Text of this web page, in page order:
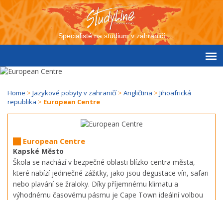
Specialisté na studium v zahraničí
Home > Jazykové pobyty v zahraničí > Angličtina > Jihoafrická
republika > European Centre
European Centre
Kapské Město
Škola se nachází v bezpečné oblasti blízko centra města,
které nabízí jedinečné zážitky, jako jsou degustace vín, safari
nebo plavání se žraloky. Díky příjemnému klimatu a
výhodnému časovému pásmu je Cape Town ideální volbou